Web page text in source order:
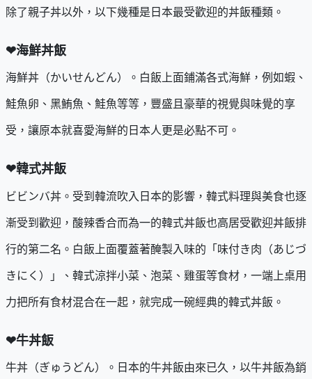
除了親子丼以外，以下幾種是日本最受歡迎的丼飯種類。
❤海鮮丼飯
海鮮丼（かいせんどん）。白飯上面鋪滿各式海鮮，例如蝦、
鮭魚卵、黑鮪魚、鮭魚等等，豐盛且豪華的視覺與味覺的享
受，讓原本就喜愛海鮮的日本人更是必點不可。
❤韓式丼飯
ビビンバ丼。受到韓流吹入日本的影響，韓式料理與美食也逐
漸受到歡迎，酸辣香合而為一的韓式丼飯也高居受歡迎丼飯排
行的第二名。白飯上面覆蓋著醃製入味的「味付き肉（あじづ
きにく）」、韓式涼拌小菜、泡菜、雞蛋等食材，一端上桌用
力把所有食材混合在一起，就完成一碗經典的韓式丼飯。
❤牛丼飯
牛丼（ぎゅうどん）。日本的牛丼飯由來已久，以牛丼飯為銷